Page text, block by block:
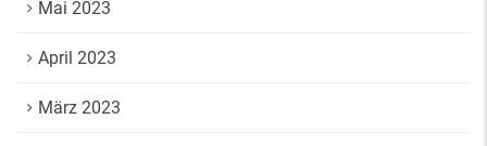
Mai 2023
April 2023
März 2023